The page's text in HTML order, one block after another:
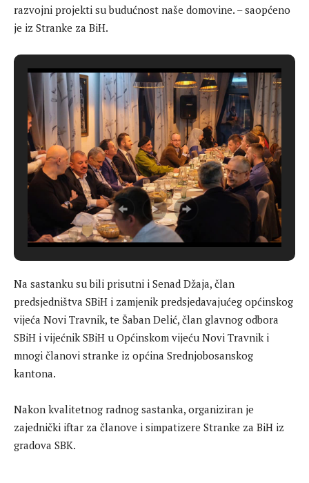
razvojni projekti su budućnost naše domovine. – saopćeno
je iz Stranke za BiH.
Na sastanku su bili prisutni i Senad Džaja, član
predsjedništva SBiH i zamjenik predsjedavajućeg općinskog
vijeća Novi Travnik, te Šaban Delić, član glavnog odbora
SBiH i vijećnik SBiH u Općinskom vijeću Novi Travnik i
mnogi članovi stranke iz općina Srednjobosanskog
kantona.
Nakon kvalitetnog radnog sastanka, organiziran je
zajednički iftar za članove i simpatizere Stranke za BiH iz
gradova SBK.